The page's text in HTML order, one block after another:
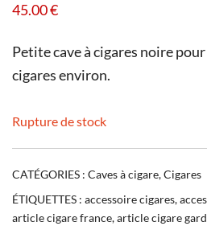
45.00€
Petite cave à cigares noire
cigares environ.
Rupture de stock
CATÉGORIES : Caves à cigare,Cigares
ÉTIQUETTES : accessoire cigares,
article cigare france,article cigare gard